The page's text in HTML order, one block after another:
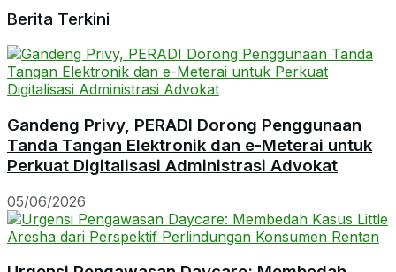
Berita Terkini
Gandeng Privy, PERADI Dorong Penggunaan
Tanda Tangan Elektronik dan e-Meterai untuk
Perkuat Digitalisasi Administrasi Advokat
05/06/2026